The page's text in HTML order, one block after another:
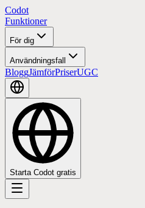
Codot
Funktioner
För dig
Användningsfall
BloggJämförPriserUGC
Starta Codot gratis